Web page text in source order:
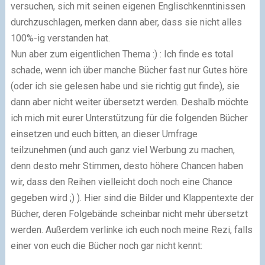
versuchen, sich mit seinen eigenen Englischkenntinissen
durchzuschlagen, merken dann aber, dass sie nicht alles
100%-ig verstanden hat.
Nun aber zum eigentlichen Thema :) : Ich finde es total
schade, wenn ich über manche Bücher fast nur Gutes höre
(oder ich sie gelesen habe und sie richtig gut finde), sie
dann aber nicht weiter übersetzt werden. Deshalb möchte
ich mich mit eurer Unterstützung für die folgenden Bücher
einsetzen und euch bitten, an dieser Umfrage
teilzunehmen (und auch ganz viel Werbung zu machen,
denn desto mehr Stimmen, desto höhere Chancen haben
wir, dass den Reihen vielleicht doch noch eine Chance
gegeben wird ;) ). Hier sind die Bilder und Klappentexte der
Bücher, deren Folgebände scheinbar nicht mehr übersetzt
werden. Außerdem verlinke ich euch noch meine Rezi, falls
einer von euch die Bücher noch gar nicht kennt: